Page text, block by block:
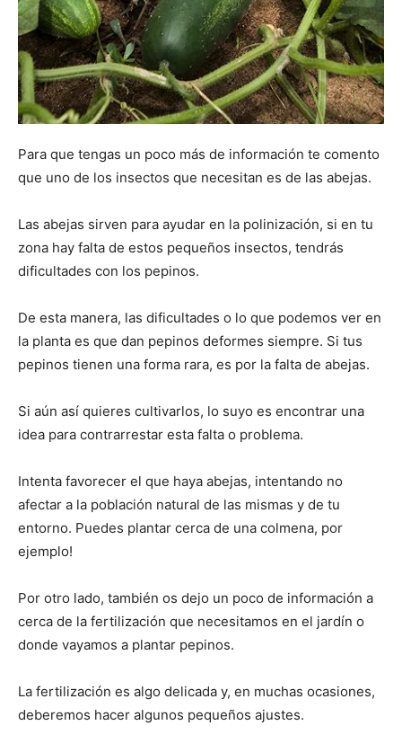
Para que tengas un poco más de información te comento
que uno de los insectos que necesitan es de las abejas.
Las abejas sirven para ayudar en la polinización, si en tu
zona hay falta de estos pequeños insectos, tendrás
dificultades con los pepinos.
De esta manera, las dificultades o lo que podemos ver en
la planta es que dan pepinos deformes siempre. Si tus
pepinos tienen una forma rara, es por la falta de abejas.
Si aún así quieres cultivarlos, lo suyo es encontrar una
idea para contrarrestar esta falta o problema.
Intenta favorecer el que haya abejas, intentando no
afectar a la población natural de las mismas y de tu
entorno. Puedes plantar cerca de una colmena, por
ejemplo!
Por otro lado, también os dejo un poco de información a
cerca de la fertilización que necesitamos en el jardín o
donde vayamos a plantar pepinos.
La fertilización es algo delicada y, en muchas ocasiones,
deberemos hacer algunos pequeños ajustes.